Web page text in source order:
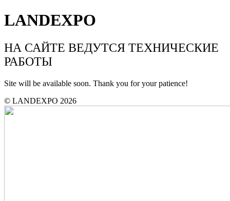
LANDEXPO
НА САЙТЕ ВЕДУТСЯ ТЕХНИЧЕСКИЕ
РАБОТЫ
Site will be available soon. Thank you for your patience!
© LANDEXPO 2026